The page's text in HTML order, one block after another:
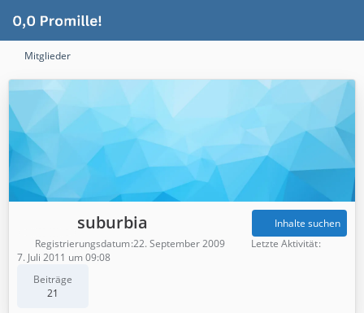
Mitglieder
suburbia
Beiträge
21
Inhalte suchen
Registrierungsdatum 22. September 2009
Letzte Aktivität
7. Juli 2011 um 09:08